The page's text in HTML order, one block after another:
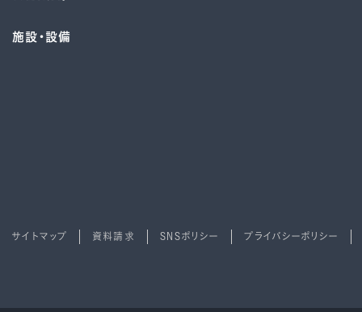
施設・設備
サイトマップ 資料請求 SNSポリシー プライバシーポリシー